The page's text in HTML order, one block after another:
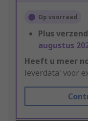
Op voorraad
Plus
augustus
Heeft u meer
leverdata' voor